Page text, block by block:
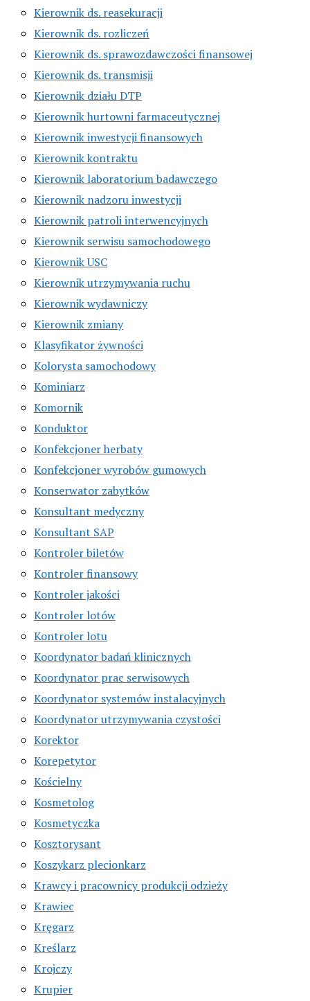
Kierownik ds. reasekuracji
Kierownik ds. rozliczeń
Kierownik ds. sprawozdawczości finansowej
Kierownik ds. transmisji
Kierownik działu DTP
Kierownik hurtowni farmaceutycznej
Kierownik inwestycji finansowych
Kierownik kontraktu
Kierownik laboratorium badawczego
Kierownik nadzoru inwestycji
Kierownik patroli interwencyjnych
Kierownik serwisu samochodowego
Kierownik USC
Kierownik utrzymywania ruchu
Kierownik wydawniczy
Kierownik zmiany
Klasyfikator żywności
Kolorysta samochodowy
Kominiarz
Komornik
Konduktor
Konfekcjoner herbaty
Konfekcjoner wyrobów gumowych
Konserwator zabytków
Konsultant medyczny
Konsultant SAP
Kontroler biletów
Kontroler finansowy
Kontroler jakości
Kontroler lotów
Kontroler lotu
Koordynator badań klinicznych
Koordynator prac serwisowych
Koordynator systemów instalacyjnych
Koordynator utrzymywania czystości
Korektor
Korepetytor
Kościelny
Kosmetolog
Kosmetyczka
Kosztorysant
Koszykarz plecionkarz
Krawcy i pracownicy produkcji odzieży
Krawiec
Kręgarz
Kreślarz
Krojczy
Krupier